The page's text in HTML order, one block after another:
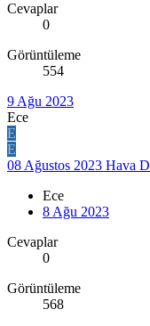
Cevaplar
0
Görüntüleme
554
9 Ağu 2023
Ece
E
E
08 Ağustos 2023 Hava
Ece
8 Ağu 2023
Cevaplar
0
Görüntüleme
568